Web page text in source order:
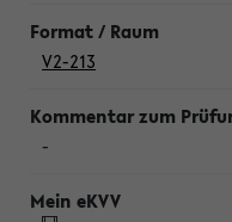
V2-213
-